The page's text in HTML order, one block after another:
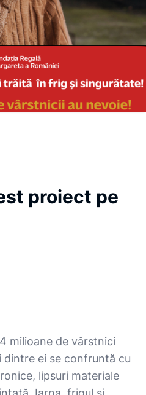
proiect pe
milioane de vârstnici
dintre ei se confruntă cu
lipsuri materiale